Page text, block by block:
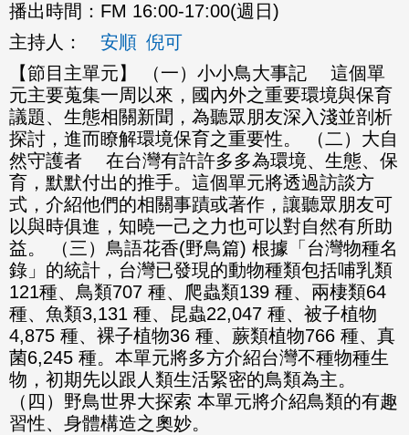
播出時間： FM 16:00-17:00(週日)
主持人：
安順 倪可
【節目主單元】 （一）小小鳥大事記 這個單
元主要蒐集一周以來，國內外之重要環境與保育
議題、生態相關新聞，為聽眾朋友深入淺並剖析
探討，進而瞭解環境保育之重要性。 （二）大自
然守護者 在台灣有許許多多為環境、生態、保
育，默默付出的推手。這個單元將透過訪談方
式，介紹他們的相關事蹟或著作，讓聽眾朋友可
以與時俱進，知曉一己之力也可以對自然有所助
益。 （三）鳥語花香(野鳥篇) 根據「台灣物種名
錄」的統計，台灣已發現的動物種類包括哺乳類
121種、鳥類707 種、爬蟲類139 種、兩棲類64
種、魚類3,131 種、昆蟲22,047 種、被子植物
4,875 種、裸子植物36 種、蕨類植物766 種、真
菌6,245 種。本單元將多方介紹台灣不種物種生
物，初期先以跟人類生活緊密的鳥類為主。
（四）野鳥世界大探索 本單元將介紹鳥類的有趣
習性、身體構造之奧妙。